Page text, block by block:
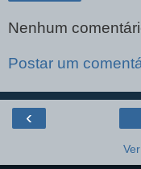
Nenhum
Postar um
‹